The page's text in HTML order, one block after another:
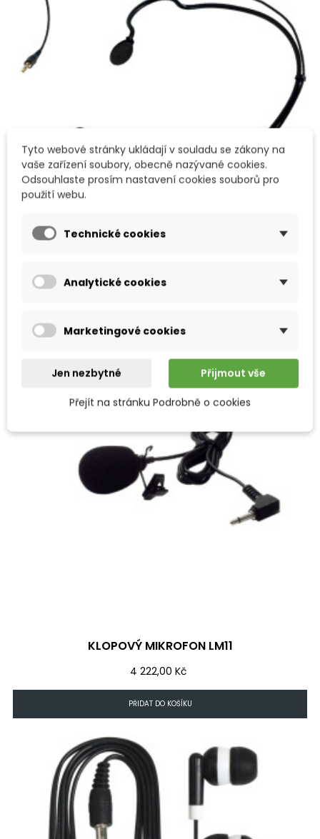
HLAVOVÝ MIKROFON HM20
KLOPOVÝ MIKROFON LM11
Cena
4 222,00 Kč
PŘIDAT DO KOŠÍKU
Tyto webové stránky ukládají v souladu se zákony na
vaše zařízení soubory, obecně nazývané cookies.
Odsouhlaste prosím nastavení cookies souborů pro
použití webu.
Technické cookies
Analytické cookies
Marketingové cookies
Jen nezbytné Přijmout vše
Přejít na stránku Podrobně o cookies